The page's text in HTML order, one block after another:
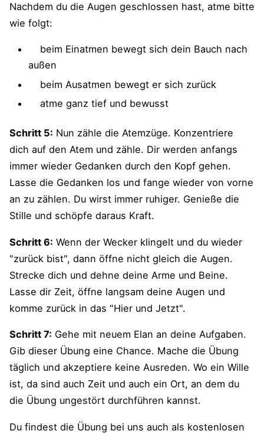
Nachdem du die Augen geschlossen hast, atme bitte
wie folgt:
beim Einatmen bewegt sich dein Bauch nach
außen
beim Ausatmen bewegt er sich zurück
atme ganz tief und bewusst
Schritt 5: Nun zähle die Atemzüge. Konzentriere
dich auf den Atem und zähle. Dir werden anfangs
immer wieder Gedanken durch den Kopf gehen.
Lasse die Gedanken los und fange wieder von vorne
an zu zählen. Du wirst immer ruhiger. Genieße die
Stille und schöpfe daraus Kraft.
Schritt 6: Wenn der Wecker klingelt und du wieder
"zurück bist", dann öffne nicht gleich die Augen.
Strecke dich und dehne deine Arme und Beine.
Lasse dir Zeit, öffne langsam deine Augen und
komme zurück in das "Hier und Jetzt".
Schritt 7: Gehe mit neuem Elan an deine Aufgaben.
Gib dieser Übung eine Chance. Mache die Übung
täglich und akzeptiere keine Ausreden. Wo ein Wille
ist, da sind auch Zeit und auch ein Ort, an dem du
die Übung ungestört durchführen kannst.
Du findest die Übung bei uns auch als kostenlosen